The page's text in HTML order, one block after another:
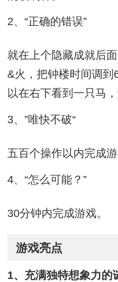
2、“正确的错误”
就在上个隐藏成就后
&火，把钟楼时间调
以在右下看到一只马，
3、”唯快不破“
五百个操作以内完成
4、“怎么可能？”
30分钟内完成游戏。
游戏亮点
1、充满独特想象力的